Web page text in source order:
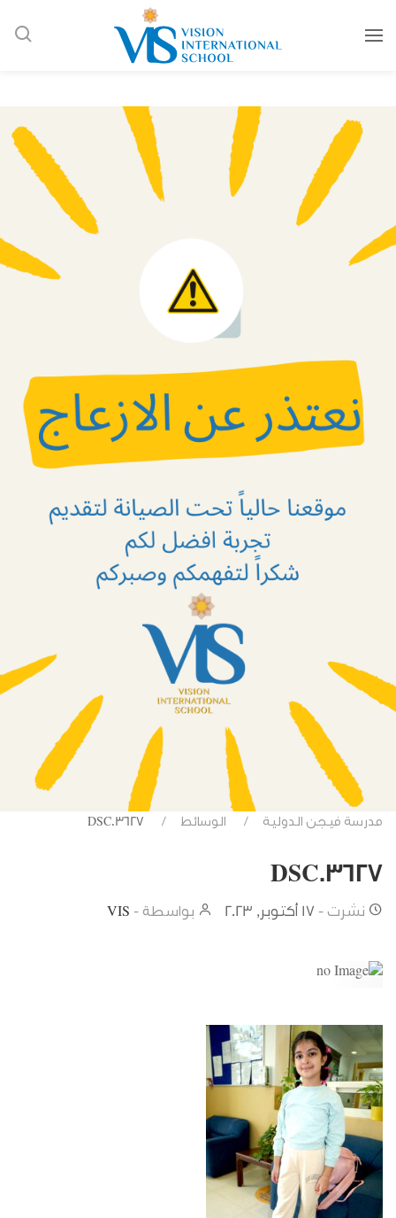
مدرسة فيجن الدولية الوسائط DSC03627
DSC03627
نشرت - بواسطة - VIS